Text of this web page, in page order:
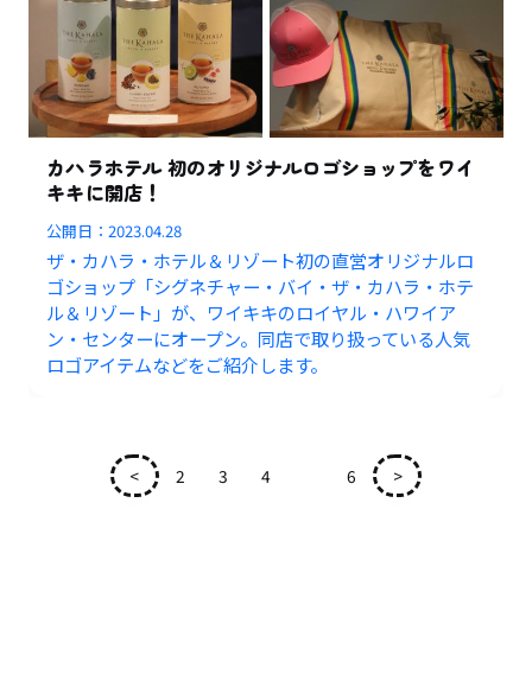
カハラホテル 初のオリジナルロゴショップをワイ
キキに開店！
公開日：2023.04.28
ザ・カハラ・ホテル＆リゾート初の直営オリジナルロ
ゴショップ「シグネチャー・バイ・ザ・カハラ・ホテ
ル＆リゾート」が、ワイキキのロイヤル・ハワイア
ン・センターにオープン。同店で取り扱っている人気
ロゴアイテムなどをご紹介します。
< 2 3 4 6 >